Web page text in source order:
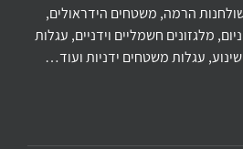
הרמה, משטחים הידראולים,
מלגזונים חשמליים וידניים, עגלות
עגלות משטחים ידניות ועוד…